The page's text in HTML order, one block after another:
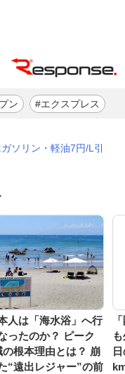
ン #エクスプレス
ソリン・軽油7円/L引
人は「海水浴」へ行
ったのか？ ピーク
の根本理由とは？ 崩
“遠出レジャー”の前